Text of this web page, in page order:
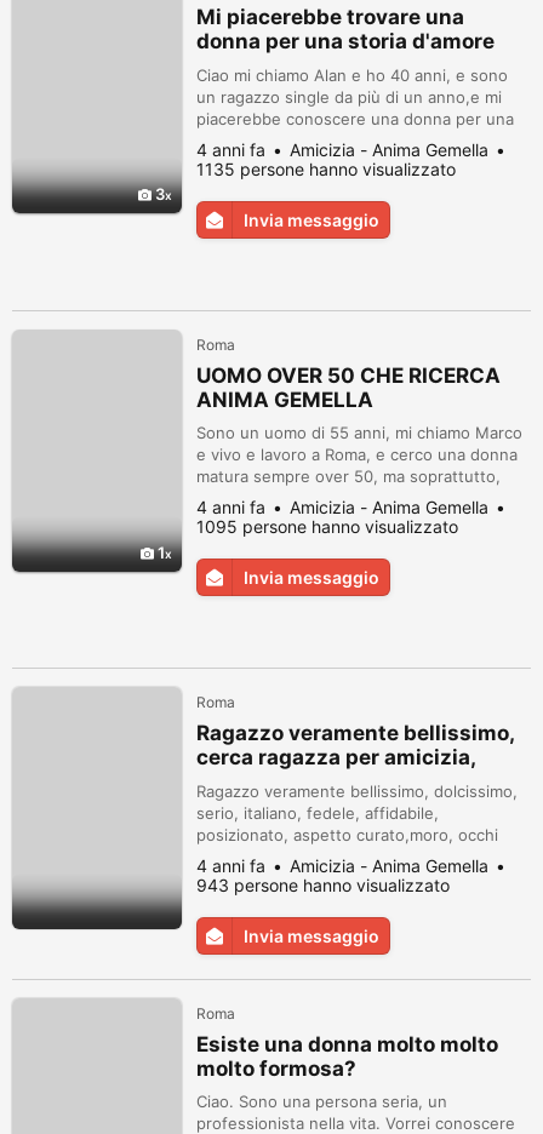
3
Mi piacerebbe trovare una
donna per una storia d'amore
seria
Ciao mi chiamo Alan e ho 40 anni, e sono
un ragazzo single da più di un anno,e mi
piacerebbe conoscere una donna per una
storia d'amore seria,grazie per chi mi
contatterà!!
4 anni fa
Amicizia - Anima Gemella
1135 persone hanno visualizzato
Invia messaggio
1
Roma
UOMO OVER 50 CHE RICERCA
ANIMA GEMELLA
Sono un uomo di 55 anni, mi chiamo Marco
e vivo e lavoro a Roma, e cerco una donna
matura sempre over 50, ma soprattutto,
sensibile, intelligente, e solare, e sincera,
con la quale poter costruire un rapporto
VERO in tutti i sensi. ma sempre e
SOLAMENTE in 2, senza IN NESSUN MODO
FIGLI, ed un rapporto appunto, fatto di
4 anni fa
Amicizia - Anima Gemella
1095 persone hanno visualizzato
Invia messaggio
Roma
Ragazzo veramente bellissimo,
cerca ragazza per amicizia,
felice futuro a due
Ragazzo veramente bellissimo, dolcissimo,
serio, italiano, fedele, affidabile,
posizionato, aspetto curato,moro, occhi
verdi, solare, passionale, carattere
stupendo, colto, fine, conoscerebbe
ragazza pari requisiti, di Roma centro, ho
periferia, per seria amicizia, fidanzamento,
felice futuro a due, ventitré,
4 anni fa
Amicizia - Anima Gemella
943 persone hanno visualizzato
Invia messaggio
Roma
Esiste una donna molto molto
molto formosa?
Ciao. Sono una persona seria, un
professionista nella vita. Vorrei conoscere